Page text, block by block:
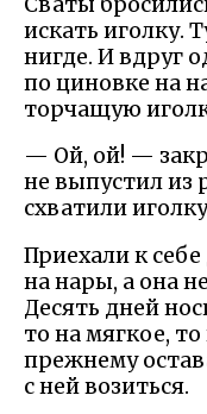
искать иголку.
нигде. И вдруг
по циновке на
торчащую
— Ой, ой! —
не выпустил из
схватили
Приехали к
на нары, а она
Десять дней
то на мягкое,
прежнему
с ней возиться.